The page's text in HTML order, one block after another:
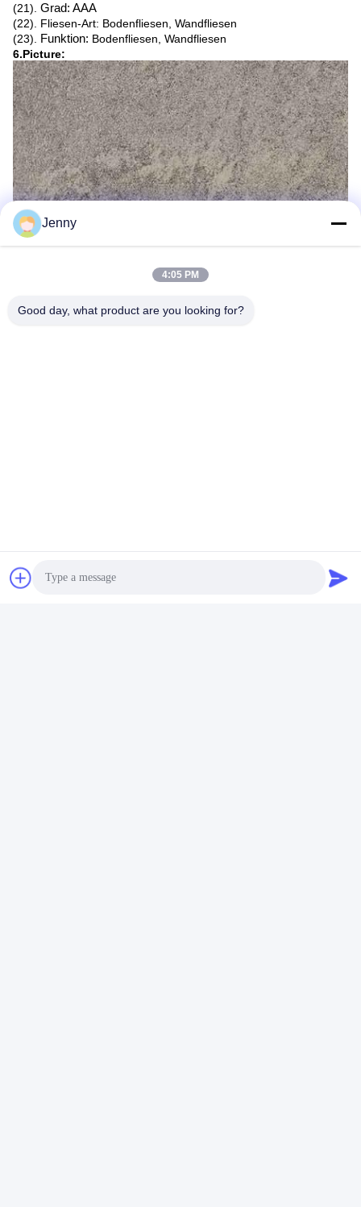
(21). Grad: AAA
(22). Fliesen-Art: Bodenfliesen, Wandfliesen
(23).
Funktion: Bodenfliesen, Wandfliesen
6.Picture:
Jenny
4:05 PM
Good day, what product are you looking for?